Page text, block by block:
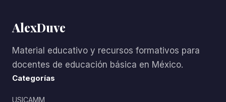
AlexDuve
Material educativo y recursos formativos para
docentes de educación básica en México.
Categorías
USICAMM